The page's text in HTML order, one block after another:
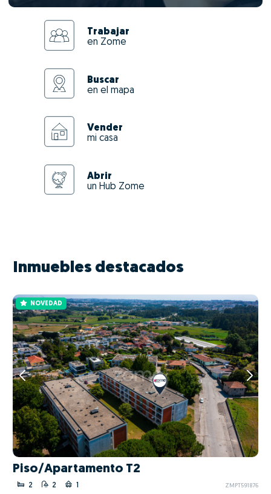
Trabajar
en Zome
Buscar
en el mapa
Vender
mi casa
Abrir
un Hub Zome
Inmuebles destacados
NOVEDAD
Piso/Apartamento T2
2 2 1 ZMPT591876